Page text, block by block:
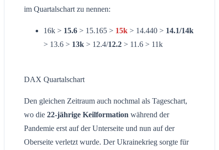
im Quartalschart zu nennen:
16k > 15.6 > 15.165 > 15k > 14.440 > 14.1/14k
> 13.6 > 13k > 12.4/12.2 > 11.6 > 11k
DAX Quartalschart
Den gleichen Zeitraum auch nochmal als Tageschart,
wo die 22-jährige Keilformation während der
Pandemie erst auf der Unterseite und nun auf der
Oberseite verletzt wurde. Der Ukrainekrieg sorgte für